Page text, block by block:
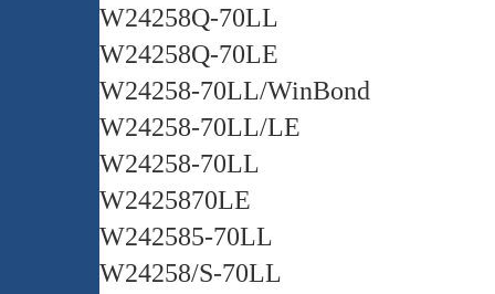
W24258Q-70LL
W24258Q-70LE
W24258-70LL/WinBond
W24258-70LL/LE
W24258-70LL
W2425870LE
W242585-70LL
W24258/S-70LL